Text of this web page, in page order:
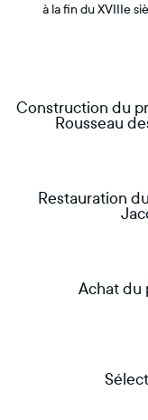
à la fin du XVIIIe
Construction du
Rousseau
Restauration
Achat du